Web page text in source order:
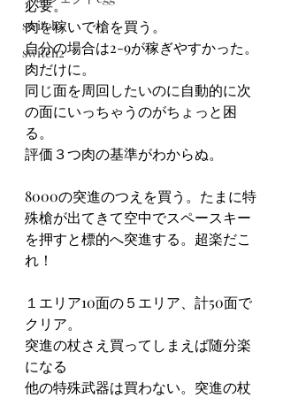
switch
switch2
必要。
肉を稼いで槍を買う。
自分の場合は2-9が稼ぎやすかった。
肉だけに。
同じ面を周回したいのに自動的に次
の面にいっちゃうのがちょっと困
る。
評価３つ肉の基準がわからぬ。
8000の突進のつえを買う。たまに特
殊槍が出てきて空中でスペースキー
を押すと標的へ突進する。超楽だこ
れ！
１エリア10面の５エリア、計50面で
クリア。
突進の杖さえ買ってしまえば随分楽
になる
他の特殊武器は買わない。突進の杖